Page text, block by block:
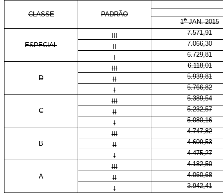
CLASSE
PADRÃO
1oJAN. 2015
ESPECIAL
III
7.571,91
II
7.066,30
I
6.729,81
D
III
6.118,01
II
5.939,81
I
5.766,82
C
III
5.389,54
II
5.232,57
I
5.080,16
B
III
4.747,82
II
4.609,53
I
4.475,27
A
III
4.182,50
II
4.060,68
I
3.942,41